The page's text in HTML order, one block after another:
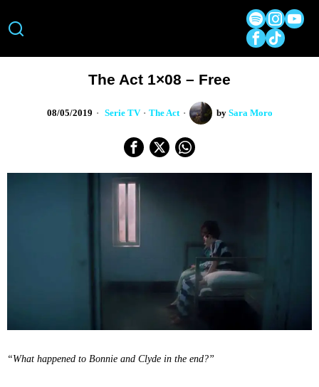
The Act 1×08 – Free
08/05/2019 Serie TV · The Act by Sara Moro
“What happened to Bonnie and Clyde in the end?”